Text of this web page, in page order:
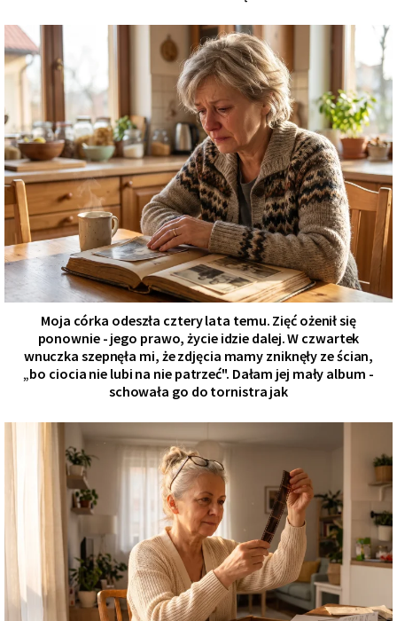
Moja córka odeszła cztery lata temu. Zięć ożenił się
ponownie - jego prawo, życie idzie dalej. W czwartek
wnuczka szepnęła mi, że zdjęcia mamy zniknęły ze ścian,
„bo ciocia nie lubi na nie patrzeć". Dałam jej mały album -
schowała go do tornistra jak